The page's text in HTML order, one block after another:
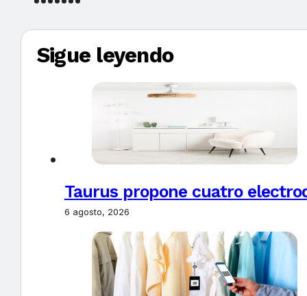
Sigue leyendo
Taurus propone cuatro
6 agosto, 2026